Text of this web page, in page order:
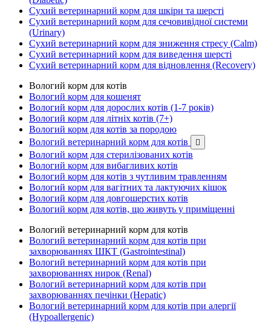
Сухий ветеринарний корм для шкіри та шерсті
Сухий ветеринарний корм для сечовивідної системи
(Urinary)
Сухий ветеринарний корм для зниження стресу (Calm)
Сухий ветеринарний корм для виведення шерсті
Сухий ветеринарний корм для відновлення (Recovery)
Вологий корм для котів
Вологий корм для кошенят
Вологий корм для дорослих котів (1-7 років)
Вологий корм для літніх котів (7+)
Вологий корм для котів за породою
Вологий ветеринарний корм для котів

Вологий корм для стерилізованих котів
Вологий корм для вибагливих котів
Вологий корм для котів з чутливим травленням
Вологий корм для вагітних та лактуючих кішок
Вологий корм для довгошерстих котів
Вологий корм для котів, що живуть у приміщенні
Вологий ветеринарний корм для котів
Вологий ветеринарний корм для котів при
захворюваннях ШКТ (Gastrointestinal)
Вологий ветеринарний корм для котів при
захворюваннях нирок (Renal)
Вологий ветеринарний корм для котів при
захворюваннях печінки (Hepatic)
Вологий ветеринарний корм для котів при алергії
(Hypoallergenic)